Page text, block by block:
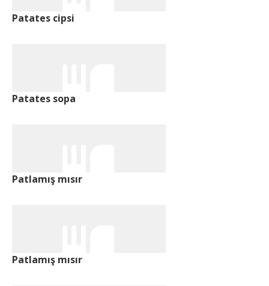
Patates cipsi
Patates sopa
Patlamış mısır
Patlamış mısır